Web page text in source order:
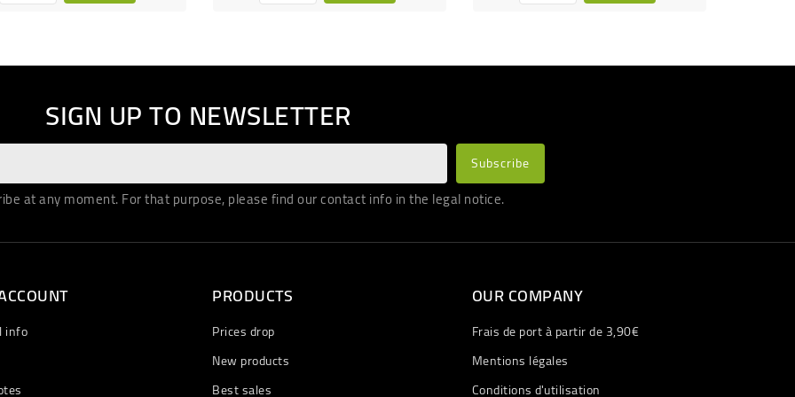
SIGN UP TO NEWSLETTER
at any moment. For that purpose, please find our contact info in the legal notice.
info
PRODUCTS
Prices drop
New products
Best sales
OUR COMPANY
Frais de port à partir de 3,90€
Mentions légales
Conditions d'utilisation